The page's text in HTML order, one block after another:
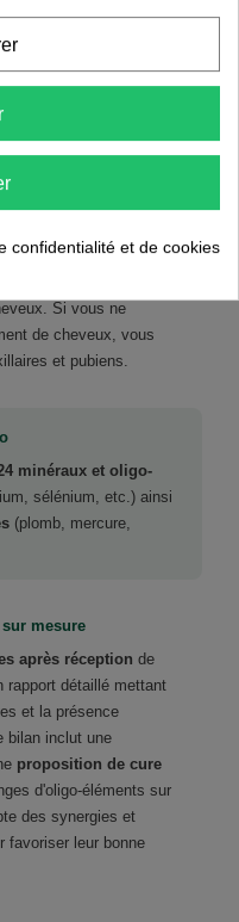
à remplir, une
cheveux et une
au laboratoire.
crâne,
uniquement les2 à 3
Si vous ne
de cheveux, vous
et pubiens.
minéraux et oligo-
sélénium, etc.) ainsi
(plomb, mercure,
mesure
après réception de
rapport détaillé mettant
et la présence
bilan inclut une
proposition de cure
d'oligo-éléments sur
des synergies et
favoriser leur bonne
confidentialité et de cookies